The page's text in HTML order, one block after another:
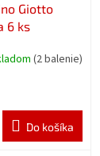
Giotto
6 ks
(2 balenie)
Do košíka